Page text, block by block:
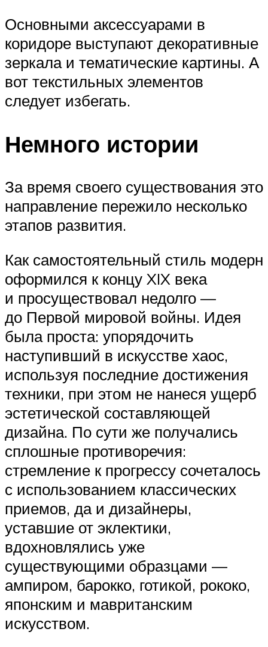
Основными аксессуарами в
коридоре выступают декоративные
зеркала и тематические картины. А
вот текстильных элементов
следует избегать.
Немного истории
За время своего существования это
направление пережило несколько
этапов развития.
Как самостоятельный стиль модерн
оформился к концу XIX века
и просуществовал недолго —
до Первой мировой войны. Идея
была проста: упорядочить
наступивший в искусстве хаос,
используя последние достижения
техники, при этом не нанеся ущерб
эстетической составляющей
дизайна. По сути же получались
сплошные противоречия:
стремление к прогрессу сочеталось
с использованием классических
приемов, да и дизайнеры,
уставшие от эклектики,
вдохновлялись уже
существующими образцами —
ампиром, барокко, готикой, рококо,
японским и мавританским
искусством.